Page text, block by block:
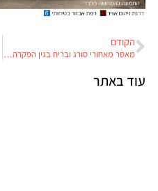
הקודם
מאסר מאחורי סורג ובריח בגין הפקרה? לא תמיד
עוד באתר